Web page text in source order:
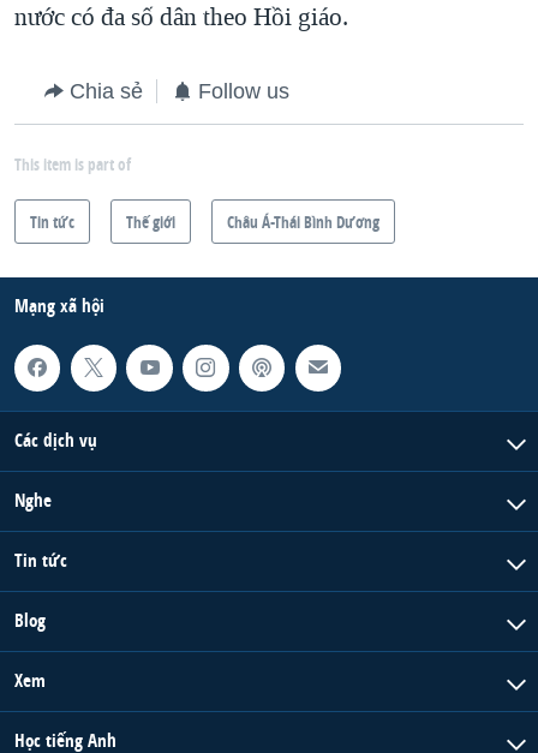
nước có đa số dân theo Hồi giáo.
Chia sẻ Follow us
This item is part of
Tin tức Thế giới Châu Á-Thái Bình Dương
Mạng xã hội
Các dịch vụ
Nghe
Tin tức
Blog
Xem
Học tiếng Anh